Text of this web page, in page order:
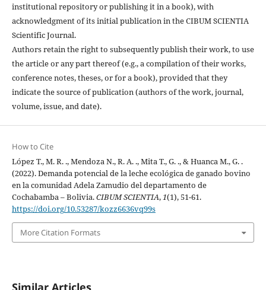
institutional repository or publishing it in a book), with
acknowledgment of its initial publication in the CIBUM SCIENTIA
Scientific Journal.
Authors retain the right to subsequently publish their work, to use
the article or any part thereof (e.g., a compilation of their works,
conference notes, theses, or for a book), provided that they
indicate the source of publication (authors of the work, journal,
volume, issue, and date).
How to Cite
López T., M. R. ., Mendoza N., R. A. ., Mita T., G. ., & Huanca M., G. .
(2022). Demanda potencial de la leche ecológica de ganado bovino
en la comunidad Adela Zamudio del departamento de
Cochabamba – Bolivia.CIBUM SCIENTIA,1(1), 51-61.
https://doi.org/10.53287/kozz6636vq99s
More Citation Formats